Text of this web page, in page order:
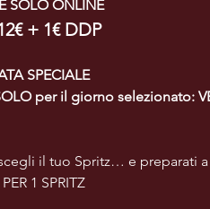
SOLO ONLINE
+ 1€ DDP
SPECIALE
per il giorno selezionato:
il tuo Spritz… e preparati
1 SPRITZ